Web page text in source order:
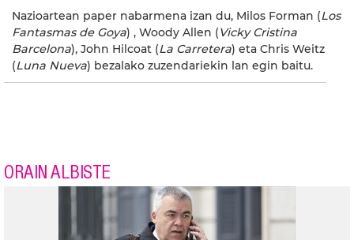
Nazioartean paper nabarmena izan du, Milos Forman (Los
Fantasmas de Goya) , Woody Allen (Vicky Cristina
Barcelona), John Hilcoat (La Carretera) eta Chris Weitz
(Luna Nueva) bezalako zuzendariekin lan egin baitu.
ORAIN ALBISTE